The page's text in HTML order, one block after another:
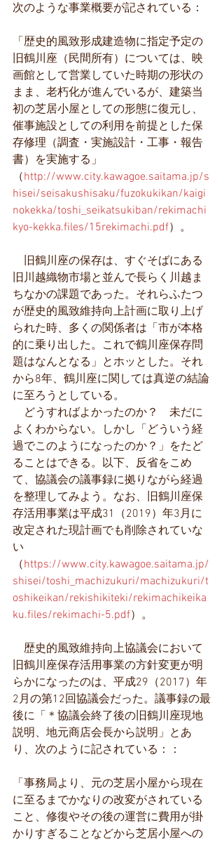
次のような事業概要が記されている：
「歴史的風致形成建造物に指定予定の
旧鶴川座（民間所有）については、映
画館として営業していた時期の形状の
まま、老朽化が進んでいるが、建築当
初の芝居小屋としての形態に復元し、
催事施設としての利用を前提とした保
存修理（調査・実施設計・工事・報告
書）を実施する」
（http://www.city.kawagoe.saitama.jp/s
hisei/seisakushisaku/fuzokukikan/kaigi
nokekka/toshi_seikatsukiban/rekimachi
kyo-kekka.files/15rekimachi.pdf）。
旧鶴川座の保存は、すぐそばにある
旧川越織物市場と並んで長らく川越ま
ちなかの課題であった。それらふたつ
が歴史的風致維持向上計画に取り上げ
られた時、多くの関係者は「市が本格
的に乗り出した。これで鶴川座保存問
題はなんとなる」とホッとした。それ
から8年、鶴川座に関しては真逆の結論
に至ろうとしている。
どうすればよかったのか？　未だに
よくわからない。しかし「どういう経
過でこのようになったのか？」をたど
ることはできる。以下、反省をこめ
て、協議会の議事録に拠りながら経過
を整理してみよう。なお、旧鶴川座保
存活用事業は平成31（2019）年3月に
改定された現計画でも削除されていな
い
（https://www.city.kawagoe.saitama.jp/
shisei/toshi_machizukuri/machizukuri/t
oshikeikan/rekishikiteki/rekimachikeika
ku.files/rekimachi-5.pdf）。
歴史的風致維持向上協議会において
旧鶴川座保存活用事業の方針変更が明
らかになったのは、平成29（2017）年
2月の第12回協議会だった。議事録の最
後に「＊協議会終了後の旧鶴川座現地
説明、地元商店会長から説明」とあ
り、次のように記されている：：
「事務局より、元の芝居小屋から現在
に至るまでかなりの改変がされている
こと、修復やその後の運営に費用が掛
かりすぎることなどから芝居小屋への